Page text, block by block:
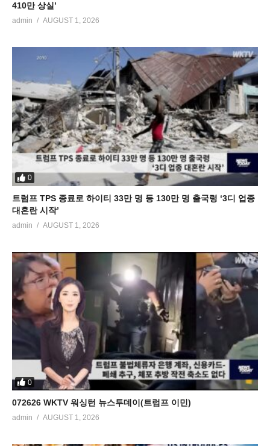
410만 상실’
admin AUGUST 1, 2026
0
트럼프 TPS 종료로 하이티 33만 명 등 130만 명 출국령 ‘3디 업종
대혼란 시작’
admin AUGUST 1, 2026
0
072626 WKTV 워싱턴 뉴스투데이(트럼프 이민)
admin AUGUST 1, 2026